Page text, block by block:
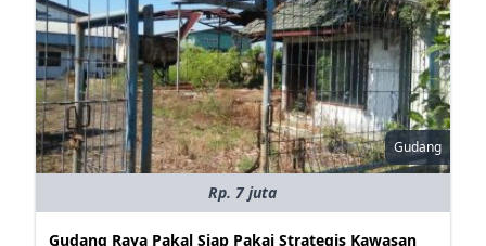
Gudang
Rp. 7 juta
Gudang Raya Pakal Siap Pakai Strategis Kawasan